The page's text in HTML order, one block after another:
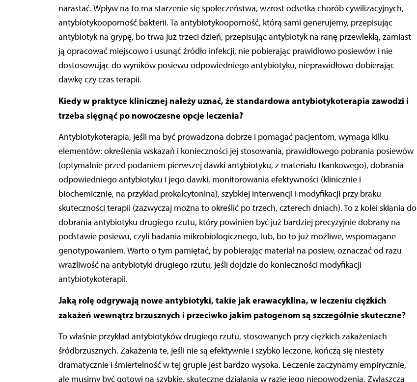
narastać. Wpływ na to ma starzenie się społeczeństwa, wzrost odsetka chorób cywilizacyjnych,
antybiotykooporność bakterii. Ta antybiotykooporność, którą sami generujemy, przepisując
antybiotyk na grypę, bo trwa już trzeci dzień, przepisując antybiotyk na ranę przewlekłą, zamiast
ją opracować miejscowo i usunąć źródło infekcji, nie pobierając prawidłowo posiewów i nie
dostosowując do wyników posiewu odpowiedniego antybiotyku, nieprawidłowo dobierając
dawkę czy czas terapii.
Kiedy w praktyce klinicznej należy uznać, że standardowa antybiotykoterapia zawodzi i
trzeba sięgnąć po nowoczesne opcje leczenia?
Antybiotykoterapia, jeśli ma być prowadzona dobrze i pomagać pacjentom, wymaga kilku
elementów: określenia wskazań i konieczności jej stosowania, prawidłowego pobrania posiewów
(optymalnie przed podaniem pierwszej dawki antybiotyku, z materiału tkankowego), dobrania
odpowiedniego antybiotyku i jego dawki, monitorowania efektywności (klinicznie i
biochemicznie, na przykład prokalcytonina), szybkiej interwencji i modyfikacji przy braku
skuteczności terapii (zazwyczaj można to określić po trzech, czterech dniach). To z kolei skłania do
dobrania antybiotyku drugiego rzutu, który powinien być już bardziej precyzyjnie dobrany na
podstawie posiewu, czyli badania mikrobiologicznego, lub, bo to już możliwe, wspomagane
genotypowaniem. Warto o tym pamiętać, by pobierając materiał na posiew, oznaczać od razu
wrażliwość na antybiotyki drugiego rzutu, jeśli dojdzie do konieczności modyfikacji
antybiotykoterapii.
Jaką rolę odgrywają nowe antybiotyki, takie jak erawacyklina, w leczeniu ciężkich
zakażeń wewnątrz brzusznych i przeciwko jakim patogenom są szczególnie skuteczne?
To właśnie przykład antybiotyków drugiego rzutu, stosowanych przy ciężkich zakażeniach
śródbrzusznych. Zakażenia te, jeśli nie są efektywnie i szybko leczone, kończą się niestety
dramatycznie i śmiertelność w tej grupie jest bardzo wysoka. Leczenie zaczynamy empirycznie,
ale musimy być gotowi na szybkie, skuteczne działania w razie jego niepowodzenia. Zwłaszcza